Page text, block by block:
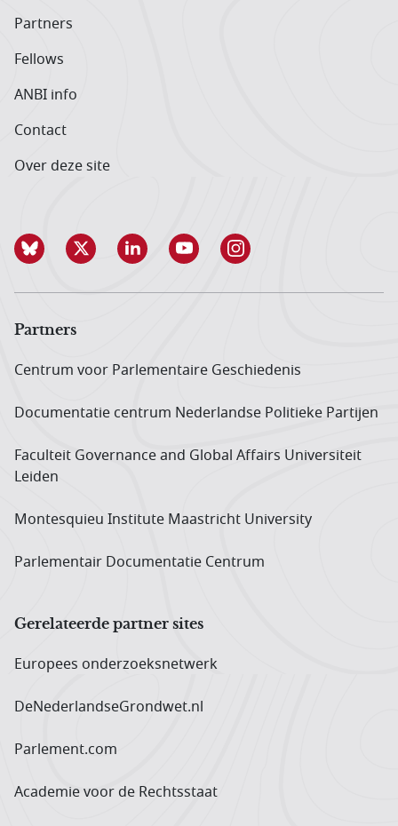
Partners
Fellows
ANBI info
Contact
Over deze site
Partners
Centrum voor Parlementaire Geschiedenis
Documentatie centrum Neder­landse Politieke Partijen
Faculteit Governance and Global Affairs Universiteit
Leiden
Montesquieu Institute Maastricht University
Parlementair Documentatie Centrum
Gerelateerde partner sites
Europees onderzoeks­netwerk
DeNederlandseGrondwet.nl
Parlement.com
Academie voor de Rechtsstaat